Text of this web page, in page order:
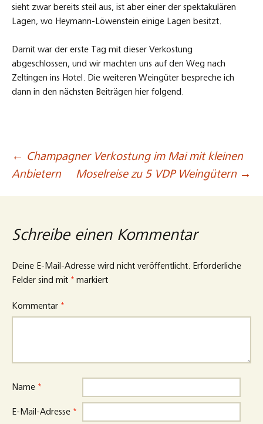
sieht zwar bereits steil aus, ist aber einer der spektakulären
Lagen, wo Heymann-Löwenstein einige Lagen besitzt.
Damit war der erste Tag mit dieser Verkostung
abgeschlossen, und wir machten uns auf den Weg nach
Zeltingen ins Hotel. Die weiteren Weingüter bespreche ich
dann in den nächsten Beiträgen hier folgend.
Beitragsnavigation
← Champagner Verkostung im Mai mit kleinen
Anbietern
Moselreise zu 5 VDP Weingütern →
Schreibe einen Kommentar
Deine E-Mail-Adresse wird nicht veröffentlicht. Erforderliche
Felder sind mit * markiert
Kommentar *
Name *
E-Mail-Adresse *